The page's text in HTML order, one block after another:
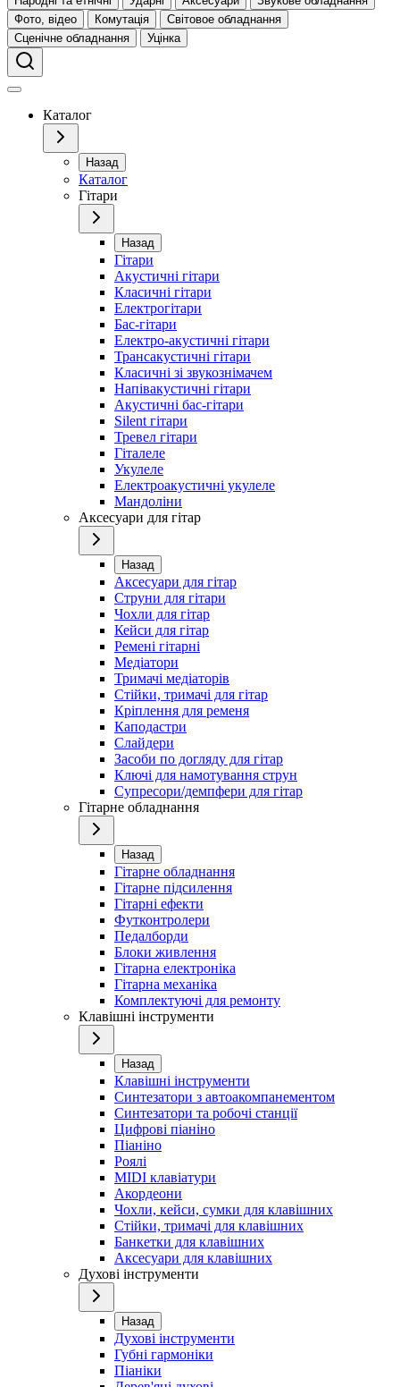
Фото, відео
Комутація
Світовое обладнання
Сценічне обладнання
Уцінка
Каталог
Назад
Каталог
Гітари
Назад
Гітари
Акустичні гітари
Класичні гітари
Електрогітари
Бас-гітари
Електро-акустичні гітари
Трансакустичні гітари
Класичні зі звукознімачем
Напівакустичні гітари
Акустичні бас-гітари
Silent гітари
Тревел гітари
Гіталеле
Укулеле
Електроакустичні укулеле
Мандоліни
Аксесуари для гітар
Назад
Аксесуари для гітар
Струни для гітари
Чохли для гітар
Кейси для гітар
Ремені гітарні
Медіатори
Тримачі медіаторів
Стійки, тримачі для гітар
Кріплення для ременя
Каподастри
Слайдери
Засоби по догляду для гітар
Ключі для намотування струн
Супресори/демпфери для гітар
Гітарне обладнання
Назад
Гітарне обладнання
Гітарне підсилення
Гітарні ефекти
Футконтролери
Педалборди
Блоки живлення
Гітарна електроніка
Гітарна механіка
Комплектуючі для ремонту
Клавішні інструменти
Назад
Клавішні інструменти
Синтезатори з автоакомпанементом
Синтезатори та робочі станції
Цифрові піаніно
Піаніно
Роялі
MIDI клавіатури
Акордеони
Чохли, кейси, сумки для клавішних
Стійки, тримачі для клавішних
Банкетки для клавішних
Аксесуари для клавішних
Духові інструменти
Назад
Духові інструменти
Губні гармоніки
Піаніки